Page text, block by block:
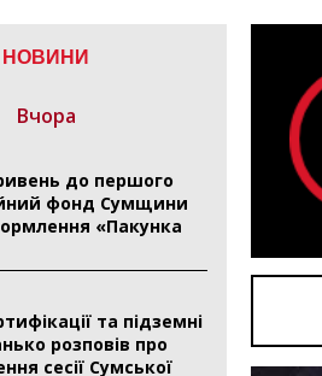
НОВИНИ
Вчора
до першого
фонд Сумщини
«Пакунка
та підземні
розповів про
сесії Сумської